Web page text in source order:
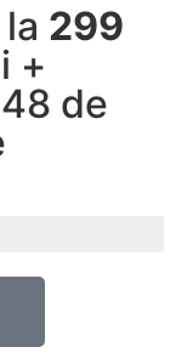
299
+
de